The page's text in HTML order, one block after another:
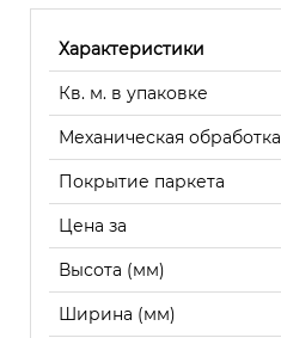
Характеристики
Кв. м. в упаковке
Механическая обработка
Покрытие паркета
Цена за
Высота (мм)
Ширина (мм)